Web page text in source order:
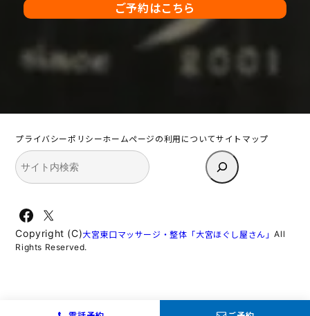
ご予約はこちら
プライバシーポリシーホームページの利用についてサイトマップ
検
索
Facebook
X
Copyright (C)大宮東口マッサージ・整体「大宮ほぐし屋さん」All
Rights Reserved.